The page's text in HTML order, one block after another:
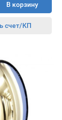
В корзину
счет/КП